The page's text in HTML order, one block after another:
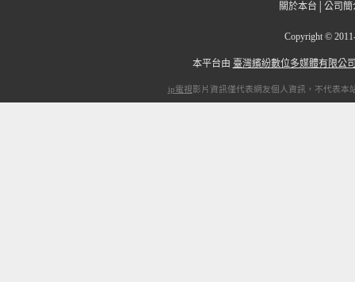
關於本台 公司簡
Copyright ©
本平台由 臺灣繽紛數位多媒體有限公
ip電視影片資訊僅代表網友個人資訊，不代表本